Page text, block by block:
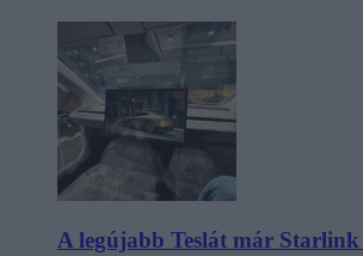
A legújabb Teslát már